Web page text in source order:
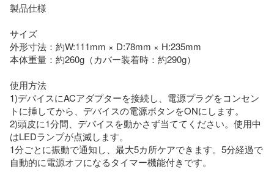
製品仕様
サイズ
外形寸法：約W:111mm × D:78mm × H:235mm
本体重量：約260g（カバー装着時：約290g）
使用方法
1)デバイスにACアダプターを接続し、電源プラグをコンセン
トに挿してから、デバイスの電源ボタンをONにします。
2)頭皮に1分間、デバイスを動かさず当ててください。使用中
はLEDランプが点滅します。
1分ごとに振動で通知し、最大5カ所ケアできます。5分経過で
自動的に電源オフになるタイマー機能付きです。